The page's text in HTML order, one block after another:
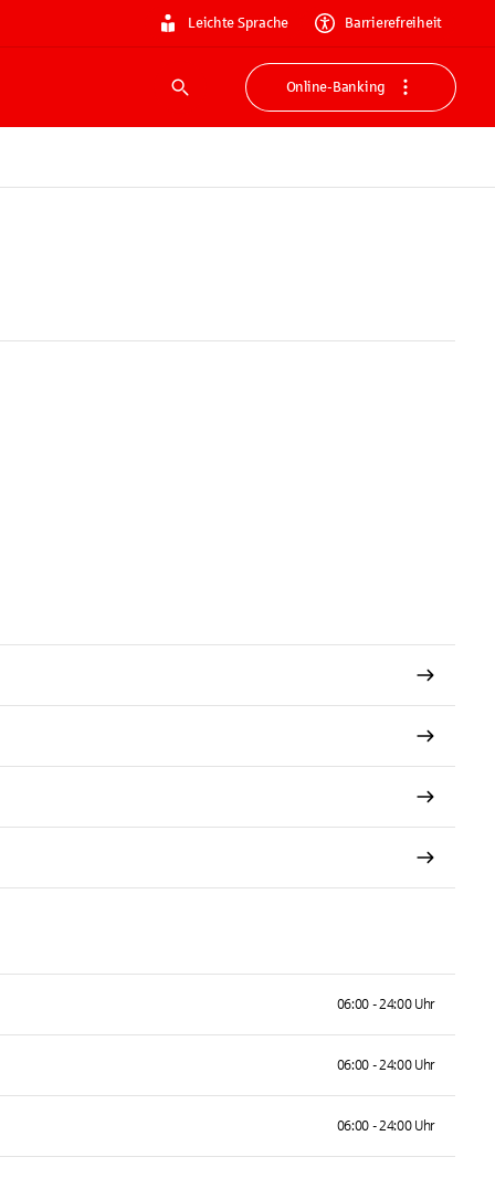
Leichte Sprache Barrierefreiheit
Suche
Online-Banking
06:00 - 24:00 Uhr
06:00 - 24:00 Uhr
06:00 - 24:00 Uhr